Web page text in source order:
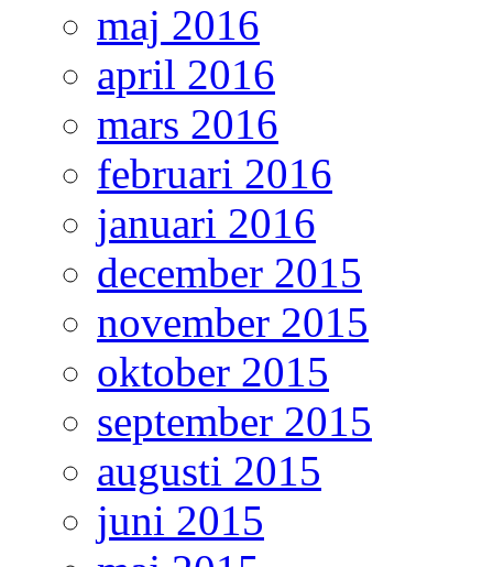
maj 2016
april 2016
mars 2016
februari 2016
januari 2016
december 2015
november 2015
oktober 2015
september 2015
augusti 2015
juni 2015